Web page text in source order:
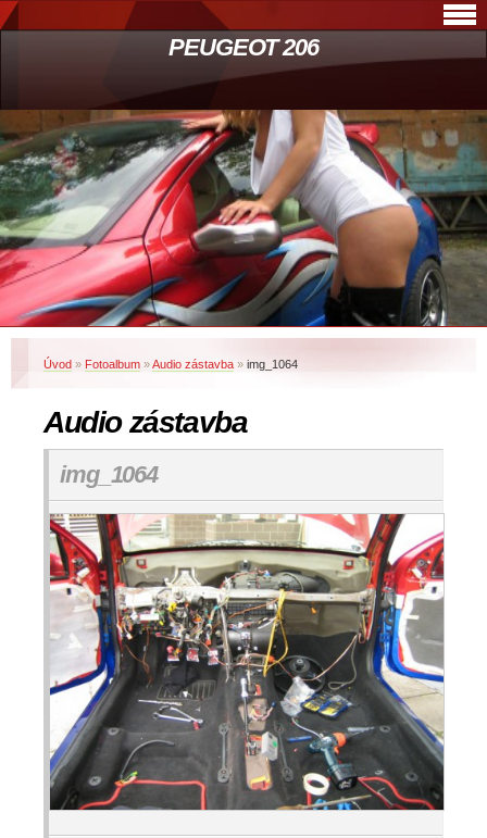
PEUGEOT 206
Úvod » Fotoalbum »Audio zástavba » img_1064
Audio zástavba
img_1064